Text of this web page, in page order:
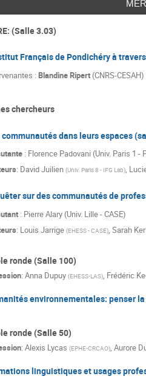
(Salle 3.03)
Français de Pondichéry à
:Blandine Ripert (CNRS-
chercheurs
communautés dans leurs espaces
: Florence Padovani (Univ. Paris 1 -
: David Juilien (Univ. Paris 8 - IFG Lab),
sur des communautés de
: Pierre Alary (Univ. Lille - CASE)
: Louis Jarrige (EHESS - CASE) ,Sarah
ronde (Salle 100)
: Anna Dupuy (EHESS-LAS), Frédéric
environnementales: penser
ronde (Salle 50)
: Alexis Lycas (EPHE-CRCAO), Aurore
linguistiques et usages